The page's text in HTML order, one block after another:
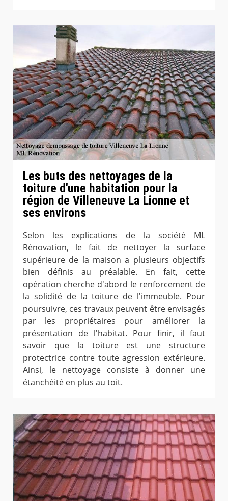
Les buts des nettoyages de la
toiture d'une habitation pour la
région de Villeneuve La Lionne et
ses environs
Selon les explications de la société ML
Rénovation, le fait de nettoyer la surface
supérieure de la maison a plusieurs objectifs
bien définis au préalable. En fait, cette
opération cherche d'abord le renforcement de
la solidité de la toiture de l'immeuble. Pour
poursuivre, ces travaux peuvent être envisagés
par les propriétaires pour améliorer la
présentation de l'habitat. Pour finir, il faut
savoir que la toiture est une structure
protectrice contre toute agression extérieure.
Ainsi, le nettoyage consiste à donner une
étanchéité en plus au toit.